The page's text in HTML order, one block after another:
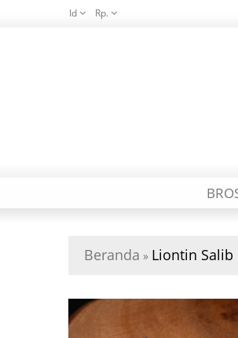
Id Rp.
Beranda » Liontin Salib